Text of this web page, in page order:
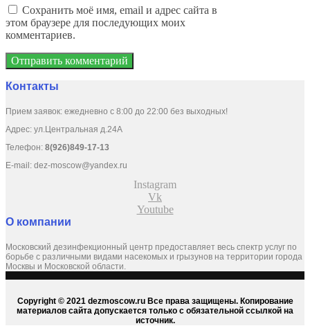
Сохранить моё имя, email и адрес сайта в
этом браузере для последующих моих
комментариев.
Контакты
Прием заявок: ежедневно с 8:00 до 22:00 без выходных!
Адрес: ул.Центральная д.24А
Телефон: 8(926)849-17-13
E-mail: dez-moscow@yandex.ru
Instagram
Vk
Youtube
О компании
Московский дезинфекционный центр предоставляет весь спектр услуг по
борьбе с различными видами насекомых и грызунов на территории города
Москвы и Московской области.
Copyright © 2021 dezmoscow.ru Все права защищены. Копирование
материалов сайта допускается только с обязательной ссылкой на
источник.